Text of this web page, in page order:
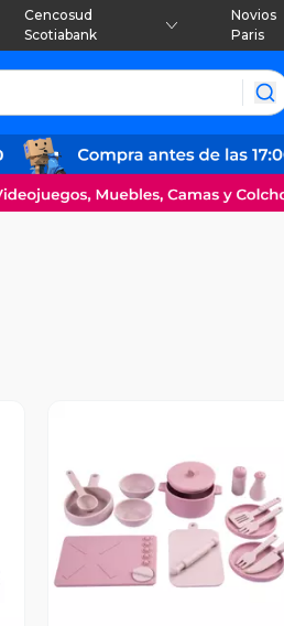
Cencosud
Scotiabank
Novios
Paris
Vista Previa